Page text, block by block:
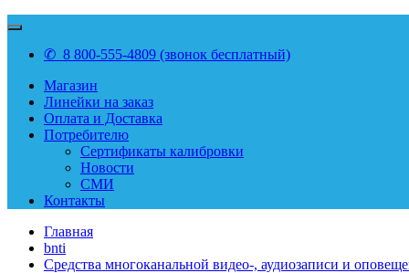
✆ 8 800-555-4809 (звонок бесплатный)
Магазин
Линейки на заказ
Оплата и Доставка
Потребителю
Сертификаты калибровки
Новости
СМИ
Контакты
Главная
bnti
Средства многоканальной видео-, аудиозаписи и